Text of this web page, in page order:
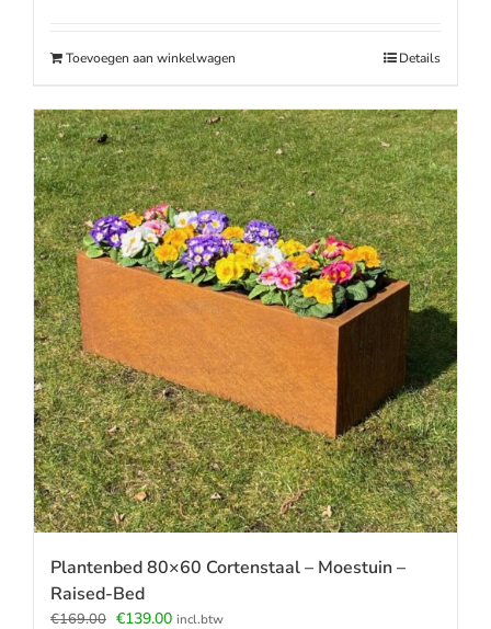
Toevoegen aan winkelwagen Details
Plantenbed 80×60 Cortenstaal – Moestuin –
Raised-Bed
€169.00 Oorspronkelijke
€139.00Huidige
incl.btw